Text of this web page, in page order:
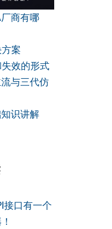
商有哪
案
效的形式
与三代仿
识讲解
接口有一个